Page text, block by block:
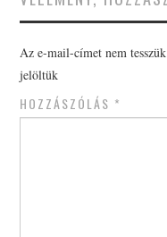
Az e-mail-címet nem
jelöltük
HOZZÁSZÓLÁS *